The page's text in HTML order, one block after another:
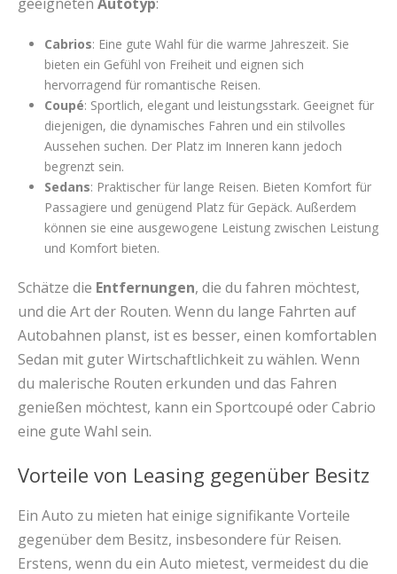
Cabrios: Eine gute Wahl für die warme Jahreszeit. Sie
bieten ein Gefühl von Freiheit und eignen sich
hervorragend für romantische Reisen.
Coupé: Sportlich, elegant und leistungsstark. Geeignet für
diejenigen, die dynamisches Fahren und ein stilvolles
Aussehen suchen. Der Platz im Inneren kann jedoch
begrenzt sein.
Sedans: Praktischer für lange Reisen. Bieten Komfort für
Passagiere und genügend Platz für Gepäck. Außerdem
können sie eine ausgewogene Leistung zwischen Leistung
und Komfort bieten.
Schätze die Entfernungen, die du fahren möchtest,
und die Art der Routen. Wenn du lange Fahrten auf
Autobahnen planst, ist es besser, einen komfortablen
Sedan mit guter Wirtschaftlichkeit zu wählen. Wenn
du malerische Routen erkunden und das Fahren
genießen möchtest, kann ein Sportcoupé oder Cabrio
eine gute Wahl sein.
Vorteile von Leasing gegenüber Besitz
Ein Auto zu mieten hat einige signifikante Vorteile
gegenüber dem Besitz, insbesondere für Reisen.
Erstens, wenn du ein Auto mietest, vermeidest du die